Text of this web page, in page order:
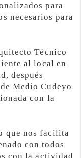
para
necesarios para
Técnico
al local en
después
Medio Cudeyo
con la
que nos facilita
con todos